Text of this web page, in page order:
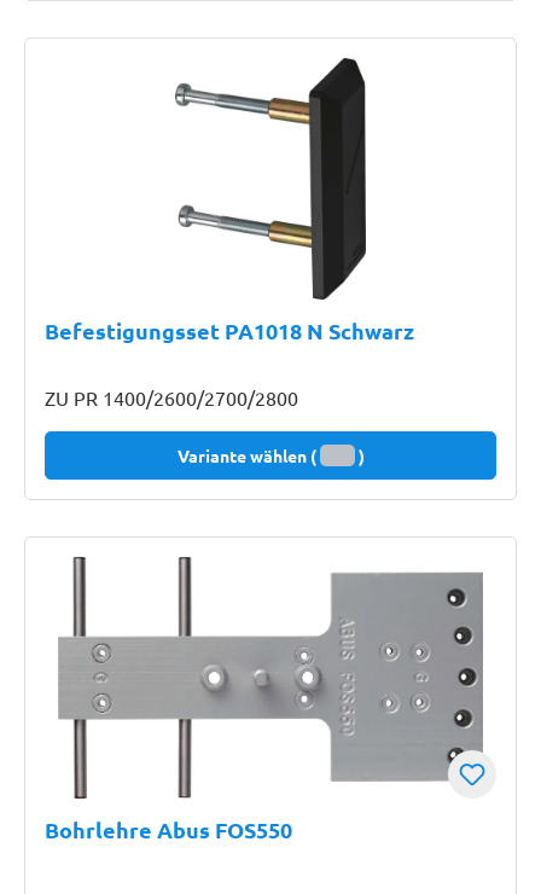
Befestigungsset PA1018 N Schwarz
ZU PR 1400/2600/2700/2800
Variante wählen ( )
Bohrlehre Abus FOS550